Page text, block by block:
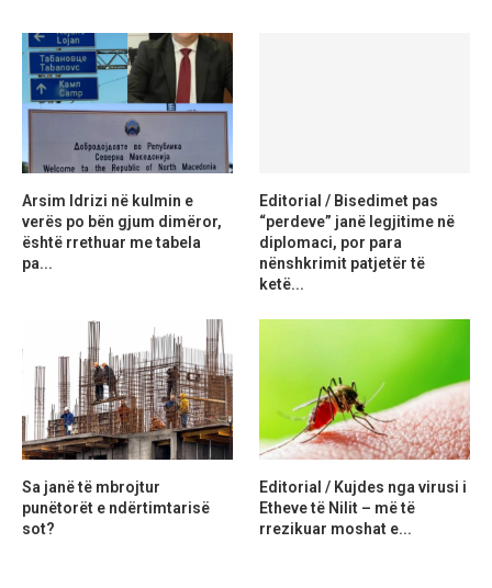
Arsim Idrizi në kulmin e
verës po bën gjum dimëror,
është rrethuar me tabela
pa...
Editorial / Bisedimet pas
“perdeve” janë legjitime në
diplomaci, por para
nënshkrimit patjetër të
ketë...
Sa janë të mbrojtur
punëtorët e ndërtimtarisë
sot?
Editorial / Kujdes nga virusi i
Etheve të Nilit – më të
rrezikuar moshat e...